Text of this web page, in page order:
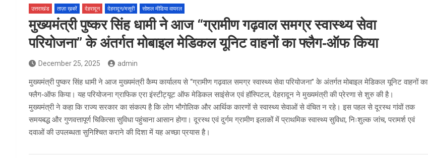
उत्तराखंड ताज़ा ख़बरें देहरादून देहरादून/मसूरी सोशल मीडिया वायरल
मुख्यमंत्री पुष्कर सिंह धामी ने आज “ग्रामीण गढ़वाल समग्र स्वास्थ्य सेवा
परियोजना” के अंतर्गत मोबाइल मेडिकल यूनिट वाहनों का फ्लैग‑ऑफ किया
December 25, 2025 admin
मुख्यमंत्री पुष्कर सिंह धामी ने आज मुख्यमंत्री कैम्प कार्यालय से “ग्रामीण गढ़वाल समग्र स्वास्थ्य सेवा परियोजना” के अंतर्गत मोबाइल मेडिकल यूनिट वाहनों का
फ्लैग‑ऑफ किया। यह परियोजना ग्राफिक एरा इंस्टीट्यूट ऑफ मेडिकल साइंसेज एवं हॉस्पिटल, देहरादून ने मुख्यमंत्री की प्रेरणा से शुरु की है।
मुख्यमंत्री ने कहा कि राज्य सरकार का संकल्प है कि लोग भौगोलिक और आर्थिक कारणों से स्वास्थ्य सेवाओं से वंचित न रहे। इस पहल से दूरस्थ गांवों तक
समयबद्ध और गुणवत्तापूर्ण चिकित्सा सुविधा पहुंचाना आसान होगा। दूरस्थ एवं दुर्गम ग्रामीण इलाकों में प्राथमिक स्वास्थ्य सुविधा, निःशुल्क जांच, परामर्श एवं
दवाओं की उपलब्धता सुनिश्चित कराने की दिशा में यह अच्छा प्रयास है।